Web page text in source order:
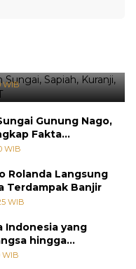
Banjir Terdeteksi di
WIB
Gunung Nago,
Fakta
WIB
Rolanda Langsung
Terdampak Banjir
WIB
Indonesia yang
hingga
Jepang
WIB